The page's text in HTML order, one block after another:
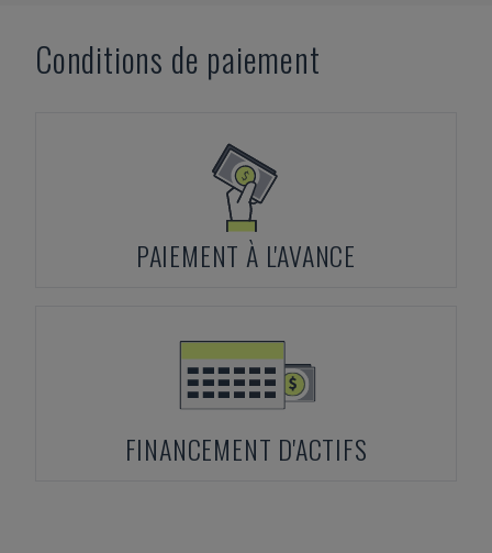
Conditions de paiement
PAIEMENT À L'AVANCE
FINANCEMENT D'ACTIFS